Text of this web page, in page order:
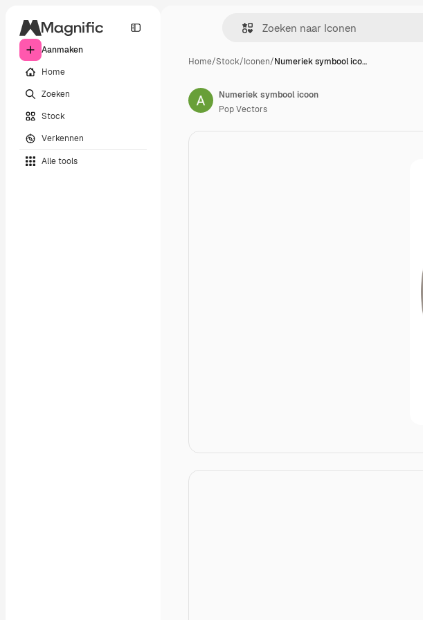
Aanmaken
Home
Zoeken
Stock
Verkennen
Alle tools
Home/Stock/Iconen/Numeriek symbool ico…
Numeriek symbool icoon
Pop Vectors